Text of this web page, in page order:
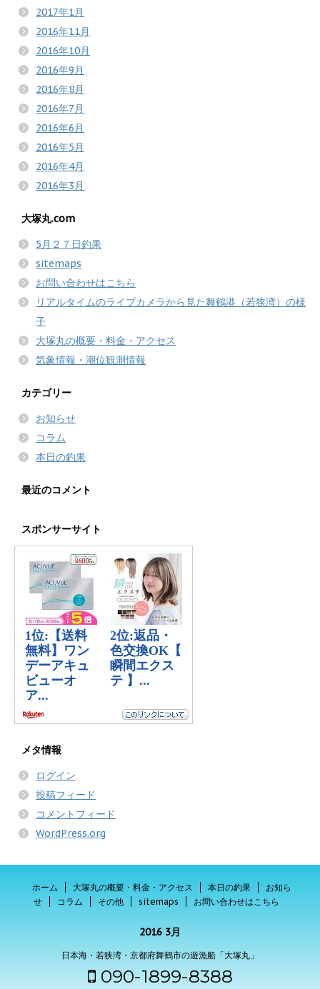
2017年1月
2016年11月
2016年10月
2016年9月
2016年8月
2016年7月
2016年6月
2016年5月
2016年4月
2016年3月
大塚丸.com
5月２７日釣果
sitemaps
お問い合わせはこちら
リアルタイムのライブカメラから見た舞鶴港（若狭湾）の様
子
大塚丸の概要・料金・アクセス
気象情報・潮位観測情報
カテゴリー
お知らせ
コラム
本日の釣果
最近のコメント
スポンサーサイト
メタ情報
ログイン
投稿フィード
コメントフィード
WordPress.org
ホーム 大塚丸の概要・料金・アクセス 本日の釣果
お知ら
せ
コラム その他 sitemaps お問い合わせはこちら
2016 3月
日本海・若狭湾・京都府舞鶴市の遊漁船「大塚丸」
090-1899-8388